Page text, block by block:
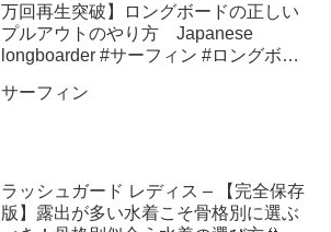
万回再生突破】ロングボードの正しい
プルアウトのやり方 Japanese
longboarder #サーフィン #ロングボー
サーフィン
ラッシュガード レディス – 【完全保存
版】露出が多い水着こそ骨格別に選ぶ